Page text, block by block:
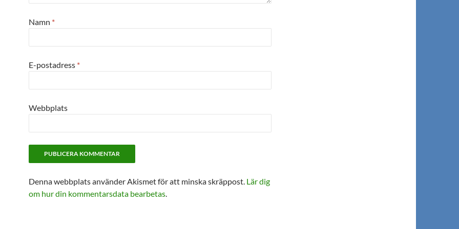
Namn *
E-postadress *
Webbplats
Denna webbplats använder Akismet för att minska skräppost. Lär dig
om hur din kommentarsdata bearbetas.